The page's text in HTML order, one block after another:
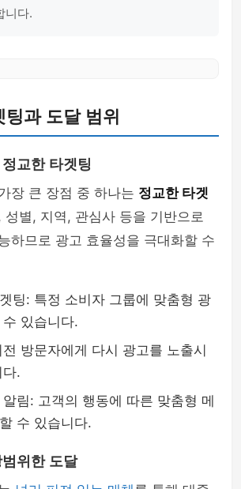
니다.
과 도달 범위
교한 타겟팅
장 큰 장점 중 하나는 정교한 타겟
성별, 지역, 관심사 등을 기반으로
하므로 광고 효율성을 극대화할 수
팅: 특정 소비자 그룹에 맞춤형 광
있습니다.
방문자에게 다시 광고를 노출시
.
림: 고객의 행동에 따른 맞춤형 메
수 있습니다.
위한 도달